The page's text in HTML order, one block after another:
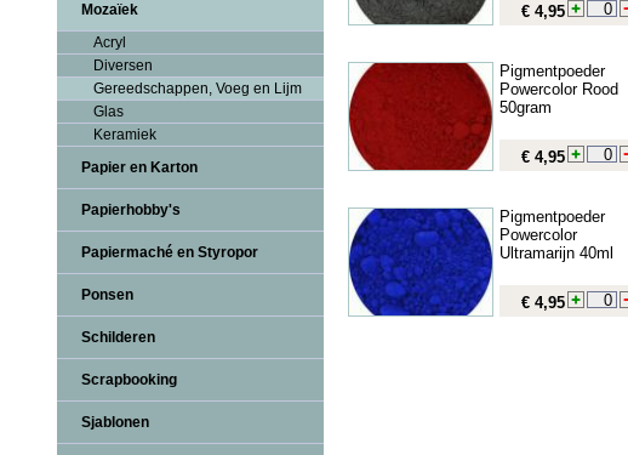
Mozaïek
Acryl
Diversen
Gereedschappen, Voeg en Lijm
Glas
Keramiek
Papier en Karton
Papierhobby's
Papiermaché en Styropor
Ponsen
Schilderen
Scrapbooking
Sjablonen
€ 4,95
Pigmentpoeder
Powercolor Rood
50gram
€ 4,95
Pigmentpoeder
Powercolor
Ultramarijn 40ml
€ 4,95